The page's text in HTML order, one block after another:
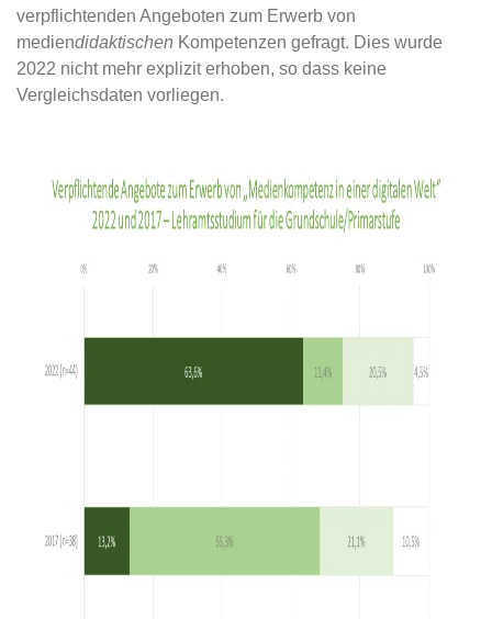
verpflichtenden Angeboten zum Erwerb von
mediendidaktischen Kompetenzen gefragt. Dies wurde
2022 nicht mehr explizit erhoben, so dass keine
Vergleichsdaten vorliegen.